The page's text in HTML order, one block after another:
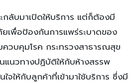
กลับมาเปิดให้บริการ แต่ก็ต้องมี
เพื่อป้องกันการแพร่ระบาดของ
ควบคุมโรค กระทรวงสาธารณสุข
แนวทางปฏิบัติให้กับห้างสรรพ
จให้กับลูกค้าที่เข้ามาใช้บริการ ซึ่งมี